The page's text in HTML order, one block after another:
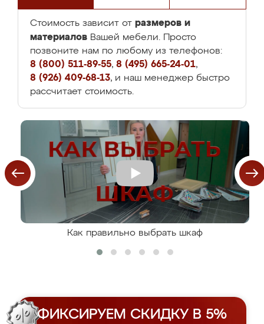
Стоимость зависит от размеров и
материалов Вашей мебели. Просто
позвоните нам по любому из телефонов:
8 (800) 511-89-55, 8 (495) 665-24-01,
8 (926) 409-68-13, и наш менеджер быстро
рассчитает стоимость.
Как правильно выбрать шкаф
ФИКСИРУЕМ СКИДКУ В 5%